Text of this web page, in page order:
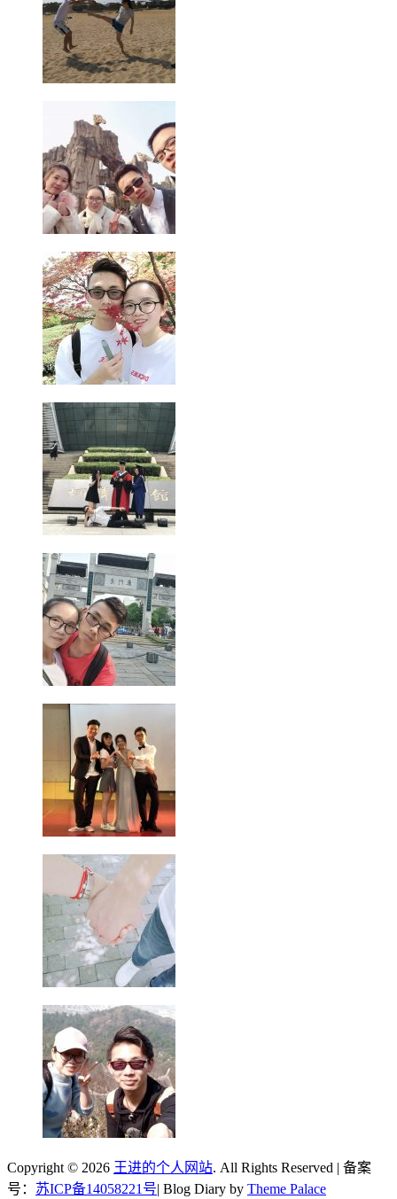
Copyright © 2026 王进的个人网站. All Rights Reserved | 备案
号： 苏ICP备14058221号| Blog Diary by Theme Palace